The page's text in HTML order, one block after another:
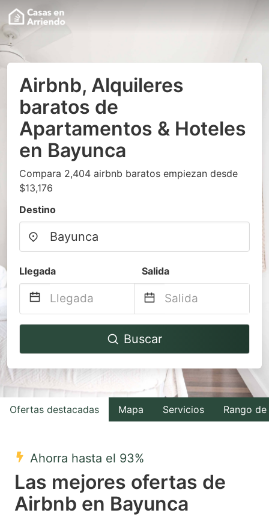
Airbnb, Alquileres
baratos de
Apartamentos & Hoteles
en Bayunca
Compara 2,404 airbnb baratos empiezan desde
$13,176
Destino
Llegada Salida
Navigate
to
interact
with
the
select
a
date.
Navigate
to
interact
with
the
a
date.
Buscar
Ofertas destacadas Mapa Servicios Rango
Ahorra hasta el 93%
Las mejores ofertas de
Airbnb en Bayunca